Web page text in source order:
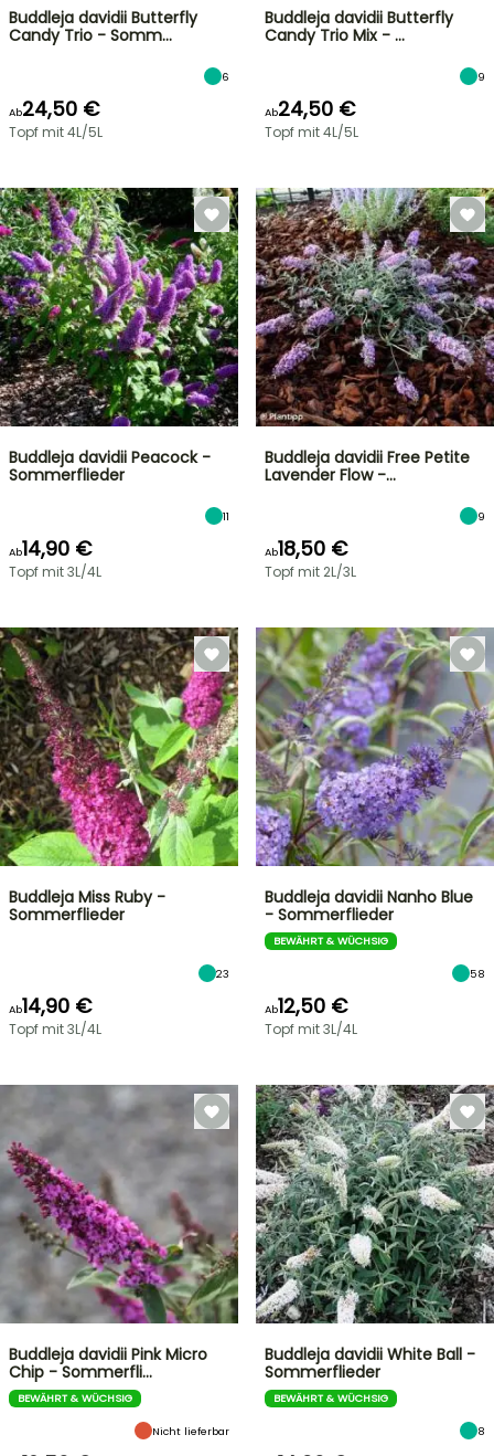
Buddleja davidii Butterfly
Candy Trio - Somm…
6
Ab24,50 €
Topf mit 4L/5L
Buddleja davidii Butterfly
Candy Trio Mix - …
9
Ab24,50 €
Topf mit 4L/5L
Buddleja davidii Peacock -
Sommerflieder
11
Ab14,90 €
Topf mit 3L/4L
Buddleja davidii Free Petite
Lavender Flow -…
9
Ab18,50 €
Topf mit 2L/3L
Buddleja Miss Ruby -
Sommerflieder
23
Ab14,90 €
Topf mit 3L/4L
Buddleja davidii Nanho Blue
- Sommerflieder
BEWÄHRT & WÜCHSIG
58
Ab12,50 €
Topf mit 3L/4L
Buddleja davidii Pink Micro
Chip - Sommerfli…
BEWÄHRT & WÜCHSIG
Nicht lieferbar
Buddleja davidii White Ball -
Sommerflieder
BEWÄHRT & WÜCHSIG
8